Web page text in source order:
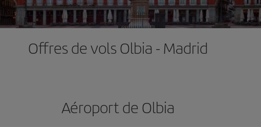
Offres de vols Olbia - Madrid
Aéroport de Olbia